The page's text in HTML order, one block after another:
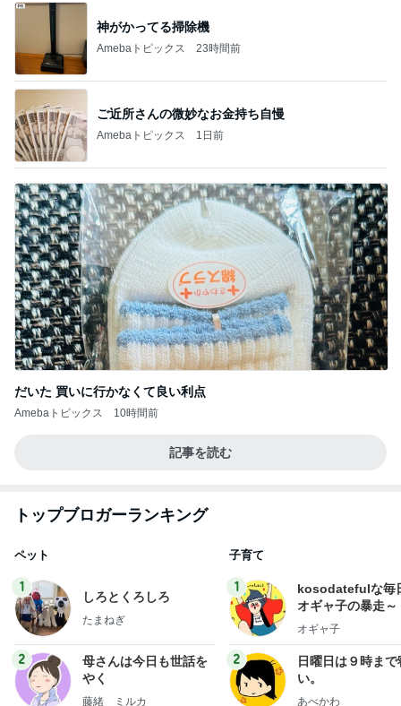
神がかってる掃除機
Amebaトピックス 23時間前
ご近所さんの微妙なお金持ち自慢
Amebaトピックス 1日前
だいた 買いに行かなくて良い利点
Amebaトピックス 10時間前
記事を読む
トップブロガーランキング
ペット
1
しろとくろしろ
たまねぎ
2
母さんは今日も世話を
やく
藤緒 ミルカ
子育て
1
kosodatefulな毎
オギャ子の暴走～
オギャ子
2
日曜日は９時まで
い。
あべかわ